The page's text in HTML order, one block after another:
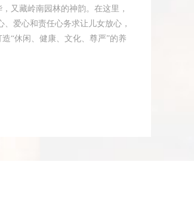
又藏岭南园林的神韵。在这里，
爱心和责任心务求让儿女放心，
“休闲、健康、文化、尊严”的养